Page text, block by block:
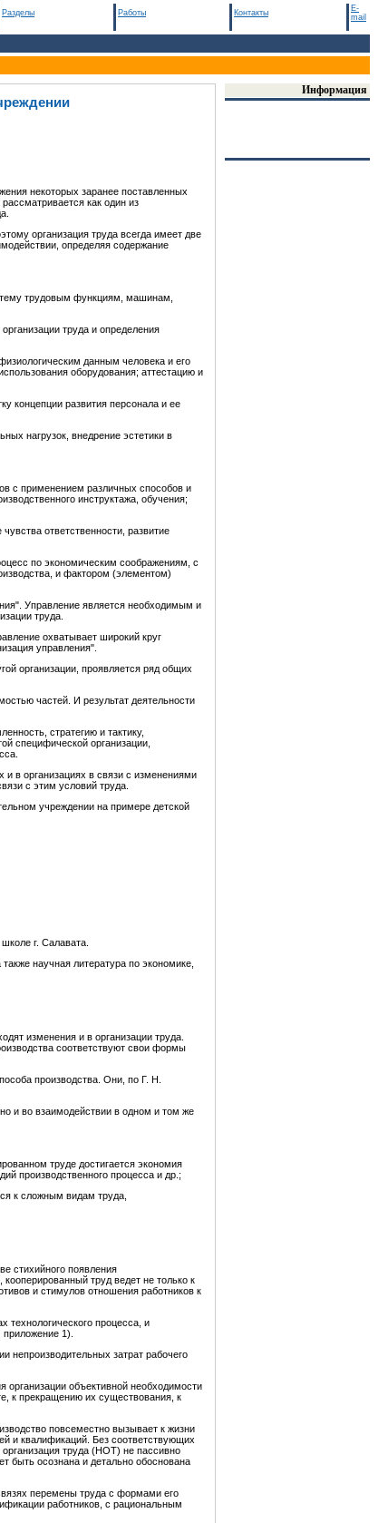
Разделы Работы Контакты
E-
mail
некоторых заранее поставленных
как один из
организация труда всегда имеет две
определяя содержание
трудовым функциям, машинам,
труда и определения
данным человека и его
оборудования; аттестацию и
концепции развития персонала и ее
нагрузок, внедрение эстетики в
с применением различных способов и
инструктажа, обучения;
ответственности, развитие
по экономическим соображениям, с
и фактором (элементом)
Управление является необходимым и
труда.
охватывает широкий круг
управления".
организации, проявляется ряд общих
частей. И результат деятельности
стратегию и тактику,
специфической организации,
и в организациях в связи с изменениями
с этим условий труда.
учреждении на примере детской
г. Салавата.
научная литература по экономике,
изменения и в организации труда.
соответствуют свои формы
производства. Они, по Г. Н.
и во взаимодействии в одном и том же
труде достигается экономия
производственного процесса и др.;
к сложным видам труда,
стихийного появления
труд ведет не только к
и стимулов отношения работников к
процесса, и
1).
непроизводительных затрат рабочего
организации объективной необходимости
к прекращению их существования, к
повсеместно вызывает к жизни
и квалификаций. Без соответствующих
труда (НОТ) не пассивно
быть осознана и детально обоснована
перемены труда с формами его
работников, с рациональным
Информация